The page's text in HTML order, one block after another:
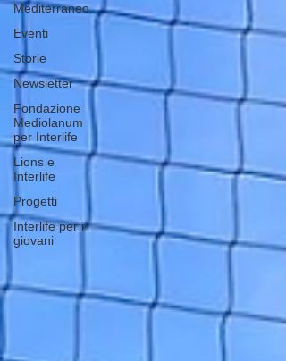
Mediterraneo
Eventi
Storie
Newsletter
Fondazione
Mediolanum
per Interlife
Lions e
Interlife
Progetti
Interlife per i
giovani